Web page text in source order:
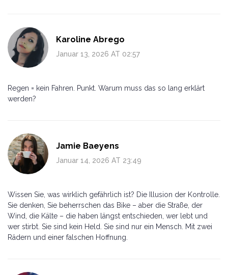
Karoline Abrego
Januar 13, 2026 AT 02:57
Regen = kein Fahren. Punkt. Warum muss das so lang erklärt
werden?
Jamie Baeyens
Januar 14, 2026 AT 23:49
Wissen Sie, was wirklich gefährlich ist? Die Illusion der Kontrolle.
Sie denken, Sie beherrschen das Bike – aber die Straße, der
Wind, die Kälte – die haben längst entschieden, wer lebt und
wer stirbt. Sie sind kein Held. Sie sind nur ein Mensch. Mit zwei
Rädern und einer falschen Hoffnung.